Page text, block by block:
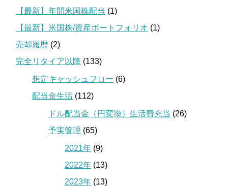
【最新】年間米国株配当 (1)
【最新】米国株/資産ポートフォリオ (1)
売却履歴 (2)
完全リタイア以降 (133)
想定キャッシュフロー (6)
配当金生活 (112)
ドル配当金（円変換）生活費充当 (26)
予実管理 (65)
2021年 (9)
2022年 (13)
2023年 (13)